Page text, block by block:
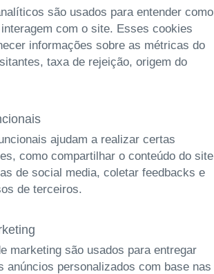
são usados para entender como
com o site. Esses cookies
informações sobre as métricas do
taxa de rejeição, origem do
ajudam a realizar certas
como compartilhar o conteúdo do site
de social media, coletar feedbacks e
de terceiros.
marketing são usados para entregar
anúncios personalizados com base nas